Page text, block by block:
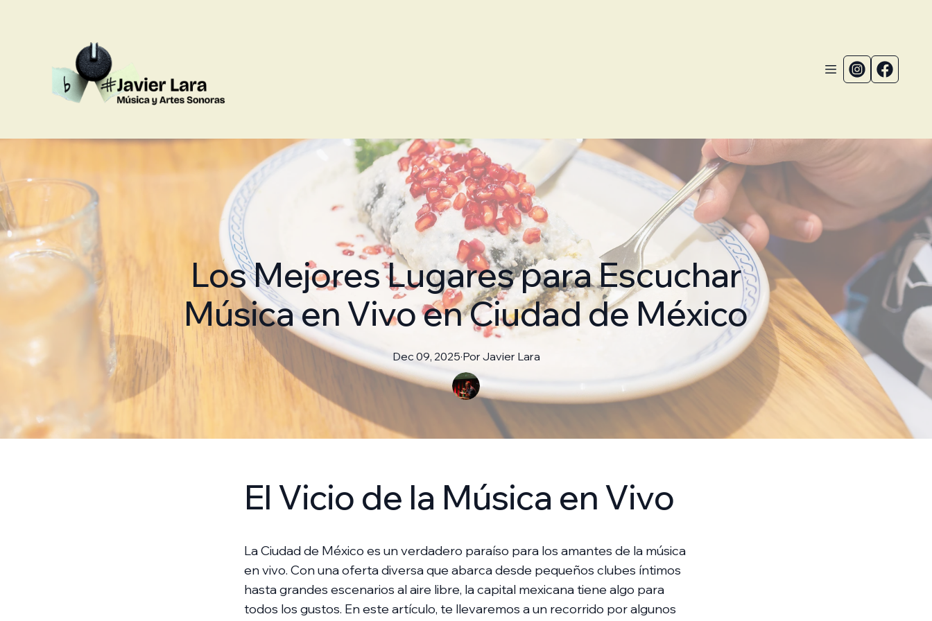
Los Mejores Lugares para Escuchar
Música en Vivo en Ciudad de México
Dec 09, 2025·Por Javier Lara
El Vicio de la Música en Vivo
La Ciudad de México es un verdadero paraíso para los amantes de la música
en vivo. Con una oferta diversa que abarca desde pequeños clubes íntimos
hasta grandes escenarios al aire libre, la capital mexicana tiene algo para
todos los gustos. En este artículo, te llevaremos a un recorrido por algunos